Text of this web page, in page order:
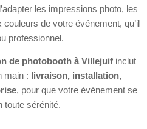
les impressions photo, les
de votre événement, qu’il
professionnel.
de photobooth à Villejuif inclut
main : livraison, installation,
, pour que votre événement se
toute sérénité.